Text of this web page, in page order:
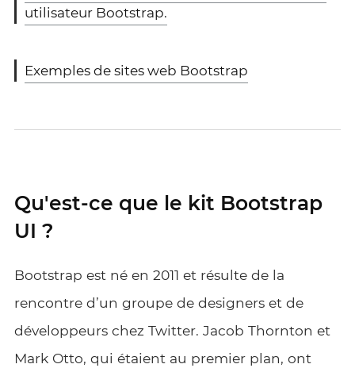
utilisateur Bootstrap.
Exemples de sites web Bootstrap
Qu'est-ce que le kit Bootstrap
UI ?
Bootstrap est né en 2011 et résulte de la
rencontre d’un groupe de designers et de
développeurs chez Twitter. Jacob Thornton et
Mark Otto, qui étaient au premier plan, ont